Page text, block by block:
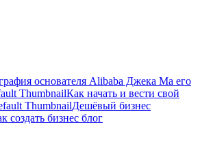
основателя Alibaba Джека Ма его
Как начать и вести свой
Дешёвый бизнес
создать бизнес блог